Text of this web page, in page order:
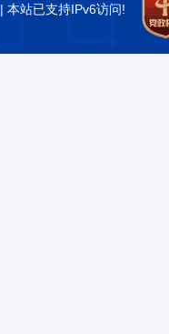
| 本站已支持IPv6访问!